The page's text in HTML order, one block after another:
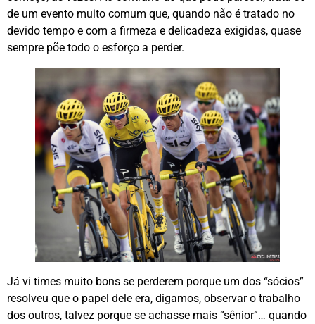
de um evento muito comum que, quando não é tratado no
devido tempo e com a firmeza e delicadeza exigidas, quase
sempre põe todo o esforço a perder.
Já vi times muito bons se perderem porque um dos “sócios”
resolveu que o papel dele era, digamos, observar o trabalho
dos outros, talvez porque se achasse mais “sênior”… quando